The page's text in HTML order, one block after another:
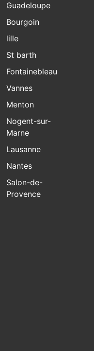
Guadeloupe
Bourgoin
lille
St barth
Fontainebleau
Vannes
Menton
Nogent-sur-
Marne
Lausanne
Nantes
Salon-de-
Provence